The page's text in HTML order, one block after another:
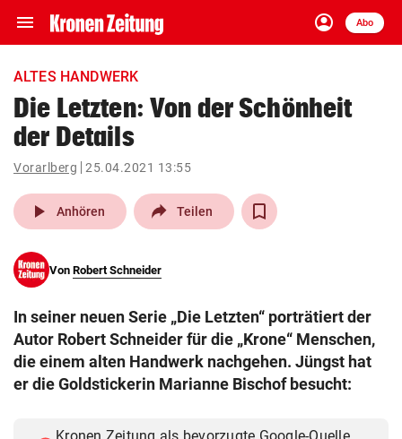
menu Navigation
ein-/ausklappen
account_circle
Anmelden
Abo
close Schließen
account_circle Anmelden
pin_drop
Wien arrow_right
search
eingeben
ALTES HANDWERK
Die Letzten: Von der Schönheit
der Details
Vorarlberg 25.04.2021 13:55
play_arrow Anhören Teilen
Von Robert Schneider
In seiner neuen Serie „Die Letzten“ porträtiert der
Autor Robert Schneider für die „Krone“ Menschen,
die einem alten Handwerk nachgehen. Jüngst hat
er die Goldstickerin Marianne Bischof besucht: